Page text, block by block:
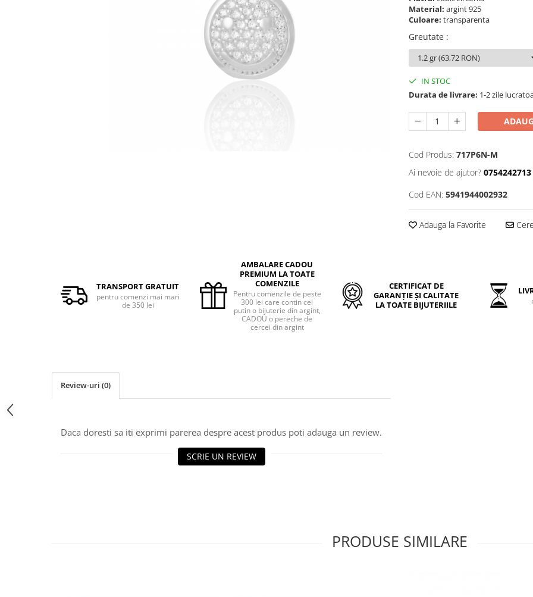
Material: argint 925
Culoare: transparenta
Greutate :
IN STOC
Durata de livrare: 1-2 zile
Cod Produs: 717P6N-M
Ai nevoie de ajutor? 0754242713
Cod EAN: 5941944002932
Adauga la Favorite
TRANSPORT GRATUIT
pentru comenzi mai mari
de 350 lei
AMBALARE CADOU
PREMIUM LA TOATE
COMENZILE
Pentru comenzile de peste
300 lei care contin cel
putin o bijuterie din argint,
CADOU o pereche de
cercei din argint
CERTIFICAT DE
GARANȚIE ȘI CALITATE
LA TOATE BIJUTERIILE
Review-uri (0)
Daca doresti sa iti exprimi parerea despre acest produs poti adauga un review.
SCRIE UN REVIEW
PRODUSE SIMILARE